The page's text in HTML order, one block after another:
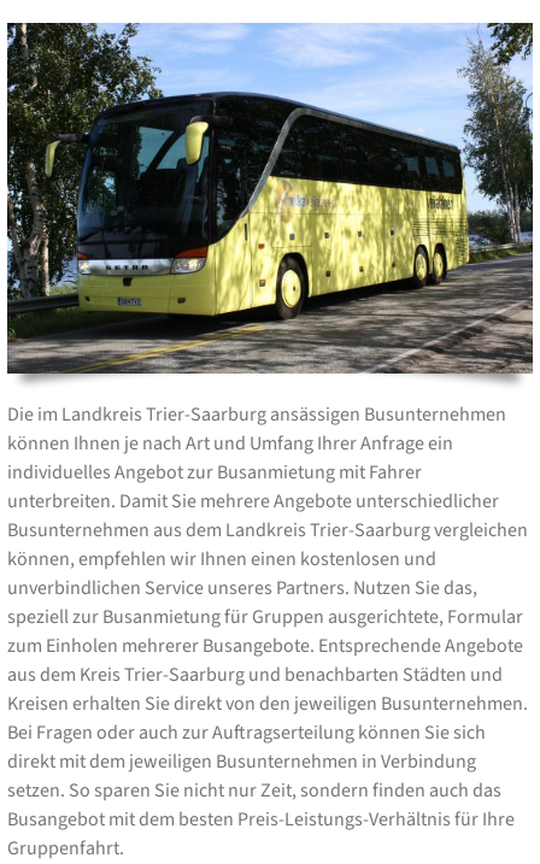
Die im Landkreis Trier-Saarburg ansässigen Busunternehmen
können Ihnen je nach Art und Umfang Ihrer Anfrage ein
individuelles Angebot zur Busanmietung mit Fahrer
unterbreiten. Damit Sie mehrere Angebote unterschiedlicher
Busunternehmen aus dem Landkreis Trier-Saarburg vergleichen
können, empfehlen wir Ihnen einen kostenlosen und
unverbindlichen Service unseres Partners. Nutzen Sie das,
speziell zur Busanmietung für Gruppen ausgerichtete, Formular
zum Einholen mehrerer Busangebote. Entsprechende Angebote
aus dem Kreis Trier-Saarburg und benachbarten Städten und
Kreisen erhalten Sie direkt von den jeweiligen Busunternehmen.
Bei Fragen oder auch zur Auftragserteilung können Sie sich
direkt mit dem jeweiligen Busunternehmen in Verbindung
setzen. So sparen Sie nicht nur Zeit, sondern finden auch das
Busangebot mit dem besten Preis-Leistungs-Verhältnis für Ihre
Gruppenfahrt.